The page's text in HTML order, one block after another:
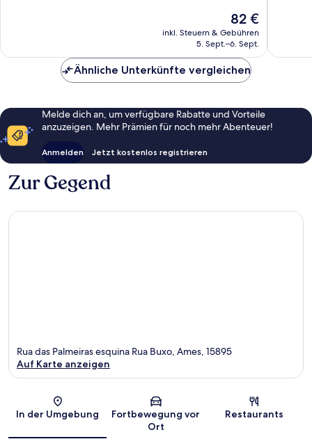
Der
Preis
beträgt
82 €
inkl. Steuern & Gebühren
5. Sept.–6. Sept.
Ähnliche Unterkünfte vergleichen
Melde dich an, um verfügbare Rabatte und Vorteile
anzuzeigen. Mehr Prämien für noch mehr Abenteuer!
Anmelden Jetzt kostenlos registrieren
Zur Gegend
Karte
Rua das Palmeiras esquina Rua Buxo, Ames, 15895
Auf Karte anzeigen
In der Umgebung
Fortbewegung vor
Ort
Restaurants